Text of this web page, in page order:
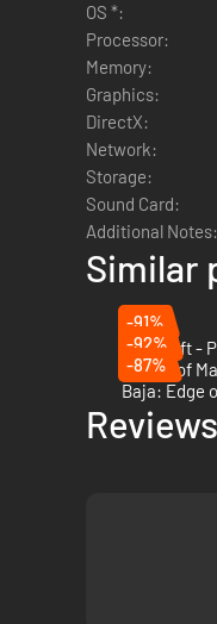
Laat je niet
achter het stuur
OS *:
Processor:
Memory:
Graphics:
DirectX:
Network:
Storage:
Sound Card:
Additional Notes:
Similar
-91%
KartKraft -
-92%
TT Isle of
-87%
Baja: Edge
Reviews